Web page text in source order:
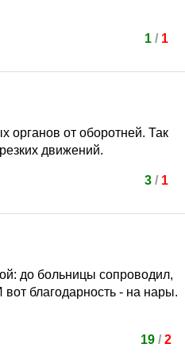
1/ 1
органов от оборотней. Так
движений.
3/ 1
до больницы сопроводил,
благодарность - на нары.
19 / 2